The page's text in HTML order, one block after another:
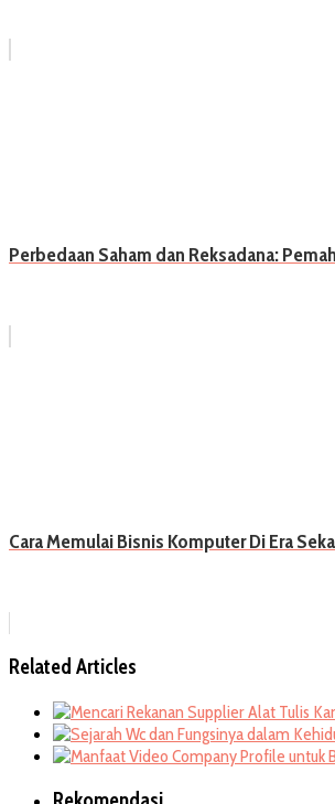
Perbedaan Saham dan Reksadana:
Cara Memulai Bisnis Komputer Di Era
Related Articles